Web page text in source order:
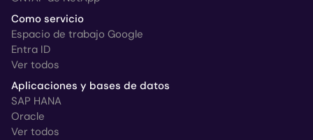
Como servicio
Espacio de trabajo Google
Entra ID
Ver todos
Aplicaciones y bases de datos
SAP HANA
Oracle
Ver todos